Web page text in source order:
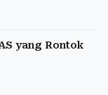
yang Rontok